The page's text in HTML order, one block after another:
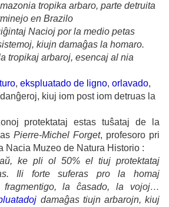
tropika arbaro, parte detruita
en Brazilo
Nacioj por la medio petas
kiujn damaĝas la homaro.
tropikaj arbaroj, esencaj al nia
, ekspluatado de ligno, orlavado,
kiuj iom post iom detruas la
protektataj estas tuŝataj de la
Pierre-Michel Forget, profesoro pri
Nacia Muzeo de Natura Historio :
ke pli ol 50% el tiuj protektataj
Ili forte suferas pro la homaj
fragmentigo, la ĉasado, la vojoj…
damaĝas tiujn arbarojn, kiuj